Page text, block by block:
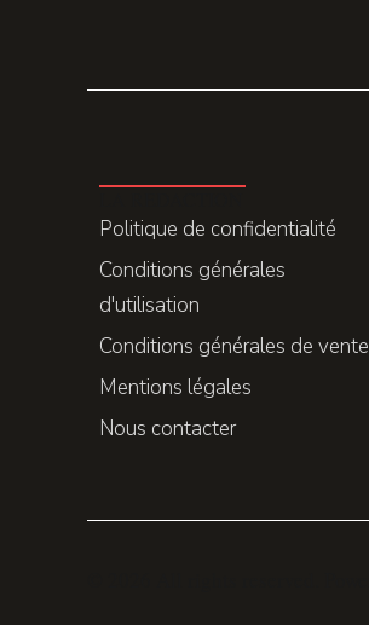
Politique de confidentialité
Conditions générales
d'utilisation
Conditions générales de vente
Mentions légales
Nous contacter